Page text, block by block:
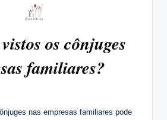
os cônjuges
familiares?
nas empresas familiares pode